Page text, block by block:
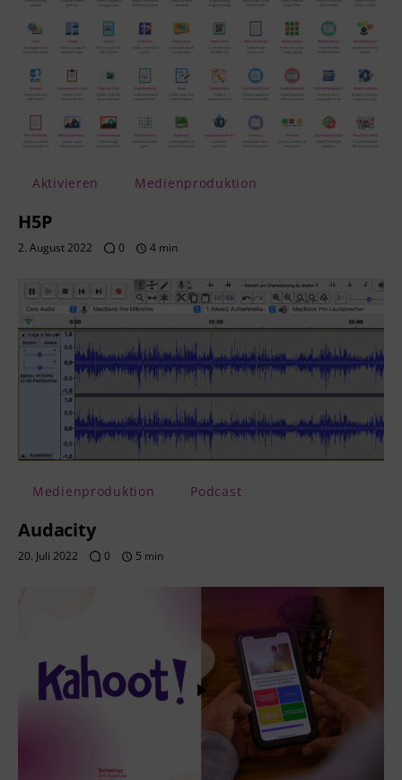
Aktivieren Medienproduktion
H5P
2. August 2022 0 4 min
Medienproduktion Podcast
Audacity
20. Juli 2022 0 5 min